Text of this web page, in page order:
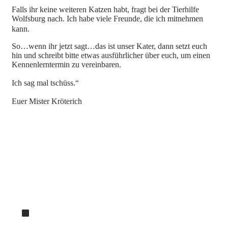
Falls ihr keine weiteren Katzen habt, fragt bei der Tierhilfe
Wolfsburg nach. Ich habe viele Freunde, die ich mitnehmen
kann.
So…wenn ihr jetzt sagt…das ist unser Kater, dann setzt euch
hin und schreibt bitte etwas ausführlicher über euch, um einen
Kennenlerntermin zu vereinbaren.
Ich sag mal tschüss.“
Euer Mister Kröterich